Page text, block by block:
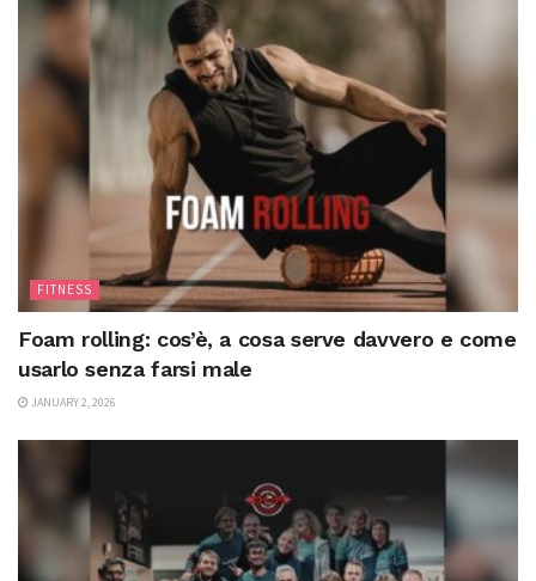
FITNESS
Foam rolling: cos’è, a cosa serve davvero e come
usarlo senza farsi male
JANUARY 2, 2026